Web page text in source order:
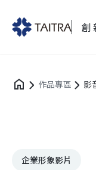
創
作品專區 影
企業形象影片